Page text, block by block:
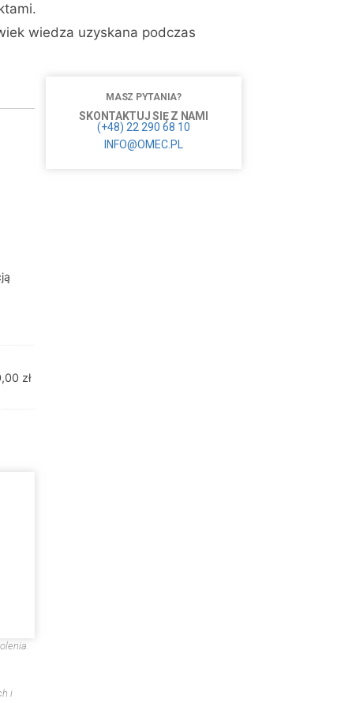
wiedza uzyskana podczas
zł
i
MASZ PYTANIA?
SKONTAKTUJ SIĘ Z NAMI
(+48) 22 290 68 10
INFO@OMEC.PL